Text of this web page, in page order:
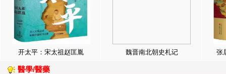
开太平：宋太祖赵匡胤 魏晋南北朝史札记 张
醫學/醫藥